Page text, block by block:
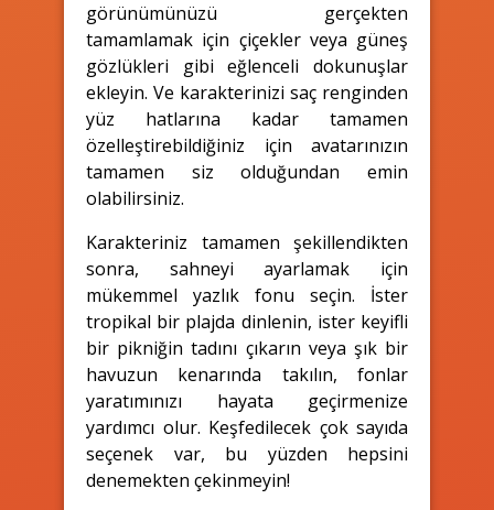
görünümünüzü gerçekten
tamamlamak için çiçekler veya güneş
gözlükleri gibi eğlenceli dokunuşlar
ekleyin. Ve karakterinizi saç renginden
yüz hatlarına kadar tamamen
özelleştirebildiğiniz için avatarınızın
tamamen siz olduğundan emin
olabilirsiniz.
Karakteriniz tamamen şekillendikten
sonra, sahneyi ayarlamak için
mükemmel yazlık fonu seçin. İster
tropikal bir plajda dinlenin, ister keyifli
bir pikniğin tadını çıkarın veya şık bir
havuzun kenarında takılın, fonlar
yaratımınızı hayata geçirmenize
yardımcı olur. Keşfedilecek çok sayıda
seçenek var, bu yüzden hepsini
denemekten çekinmeyin!